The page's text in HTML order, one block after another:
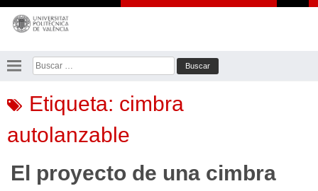
Saltar
contenido
Buscar:
Etiqueta: cimbra
autolanzable
El proyecto de una cimbra